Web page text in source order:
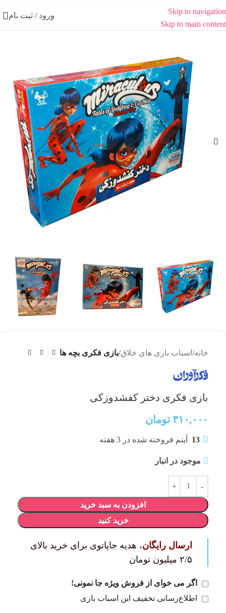
Skip to navigation
Skip to main content
ورود / ثبت نام
خانه اسباب بازی های خلاق بازی فکری بچه ها
بازی فکری دختر کفشدوزکی
۳۱۰,۰۰۰ تومان
13 آیتم فروخته شده در 3 هفته
موجود در انبار
افزودن به سبد خرید
خرید کنید
ارسال رایگان، هدیه جاپاتوی برای خرید بالای
۲/۵ میلیون تومان
اگر می خوای از فروش ویژه جا نمونی!
اطلاع‌رسانی تخفیف این اسباب بازی